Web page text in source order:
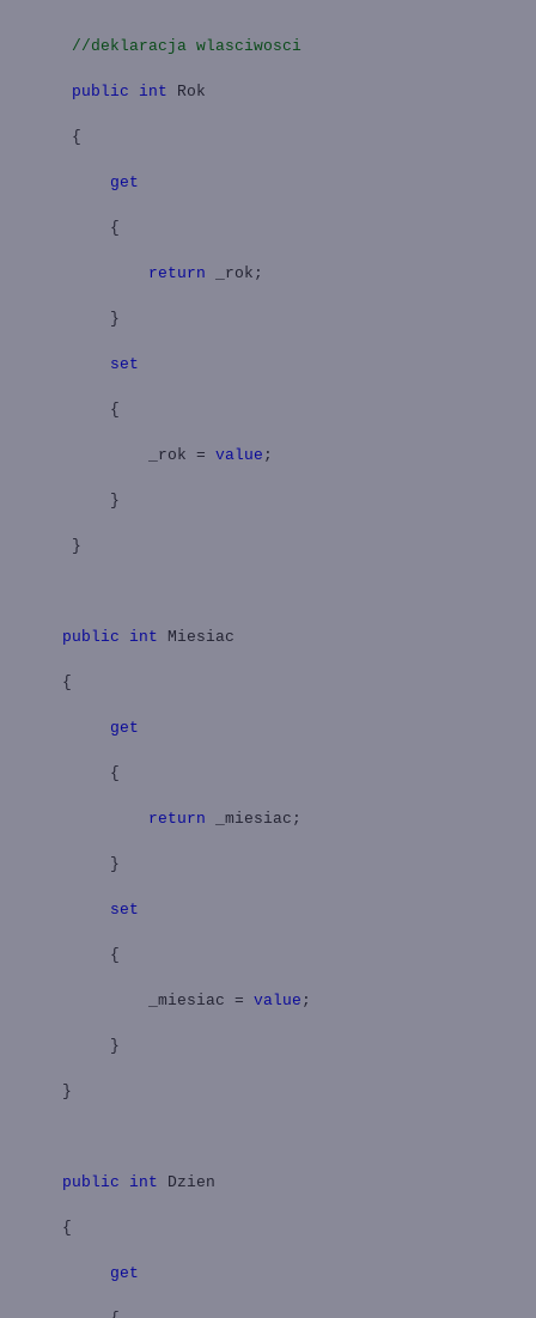
//deklaracja wlasciwosci
public int Rok
{
get
{
return _rok;
}
set
{
_rok = value ;
}
}
public int Miesiac
{
get
{
return _miesiac;
}
set
{
_miesiac = value ;
}
}
public int Dzien
{
get